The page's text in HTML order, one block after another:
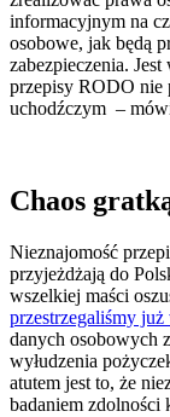
informacyjnym na
osobowe, jak będą
zabezpieczenia.
przepisy RODO nie
uchodźczym –
Chaos
Nieznajomość
przyjeżdżają do
wszelkiej maści
przestrzegaliśmy
danych osobowych
wyłudzenia
atutem jest to, że
badaniem zdolności